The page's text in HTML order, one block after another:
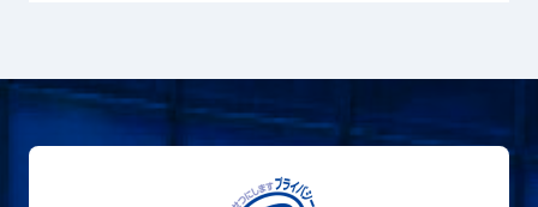
プライバシーポリシー